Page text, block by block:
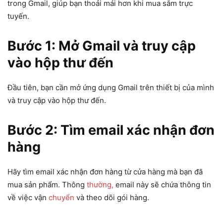
trong Gmail, giúp bạn thoải mái hơn khi mua sắm trực
tuyến.
Bước 1: Mở Gmail và truy cập
vào hộp thư đến
Đầu tiên, bạn cần mở ứng dụng Gmail trên thiết bị của mình
và truy cập vào hộp thư đến.
Bước 2: Tìm email xác nhận đơn
hàng
Hãy tìm email xác nhận đơn hàng từ cửa hàng mà bạn đã
mua sản phẩm. Thông thường, email này sẽ chứa thông tin
về việc vận chuyển và theo dõi gói hàng.